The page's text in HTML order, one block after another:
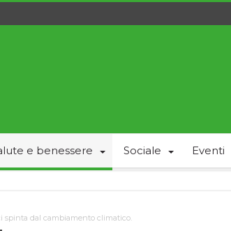
e benessere Sociale Eventi
spinta dal cambiamento climatico.